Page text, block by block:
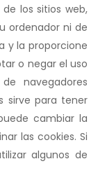
los sitios web,
ordenador ni de
y la proporcione
o negar el uso
navegadores
sirve para tener
cambiar la
las cookies. Si
algunos de